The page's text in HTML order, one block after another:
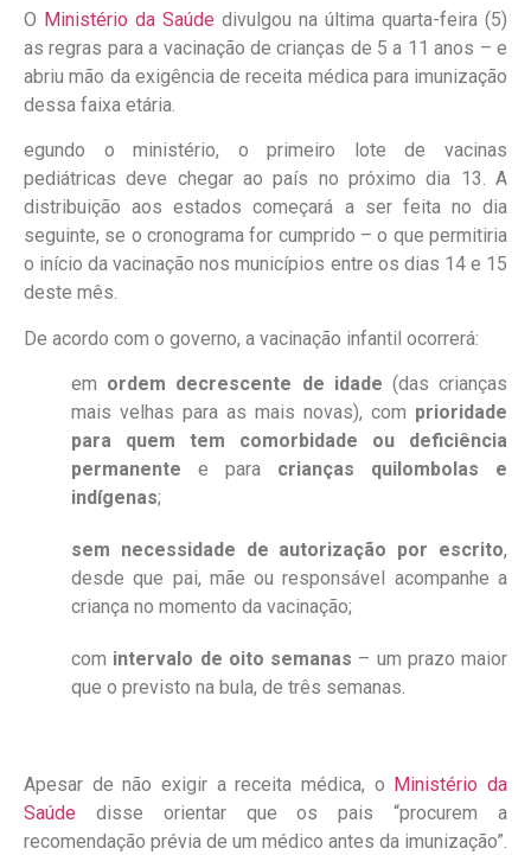
O Ministério da Saúde divulgou na última quarta-feira (5)
as regras para a vacinação de crianças de 5 a 11 anos – e
abriu mão da exigência de receita médica para imunização
dessa faixa etária.
egundo o ministério, o primeiro lote de vacinas
pediátricas deve chegar ao país no próximo dia 13. A
distribuição aos estados começará a ser feita no dia
seguinte, se o cronograma for cumprido – o que permitiria
o início da vacinação nos municípios entre os dias 14 e 15
deste mês.
De acordo com o governo, a vacinação infantil ocorrerá:
em ordem decrescente de idade (das crianças
mais velhas para as mais novas), com prioridade
para quem tem comorbidade ou deficiência
permanente e para crianças quilombolas e
indígenas;
sem necessidade de autorização por escrito,
desde que pai, mãe ou responsável acompanhe a
criança no momento da vacinação;
com intervalo de oito semanas – um prazo maior
que o previsto na bula, de três semanas.
Apesar de não exigir a receita médica, o Ministério da
Saúde disse orientar que os pais “procurem a
recomendação prévia de um médico antes da imunização”.